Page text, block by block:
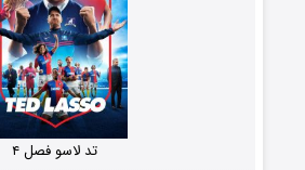
تد لاسو فصل ۴